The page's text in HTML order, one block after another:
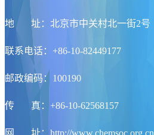
地 址 ：北京市中关村北一街2号
联系电话：+86-10-82449177
邮政编码：100190
传 真 ：+86-10-62568157